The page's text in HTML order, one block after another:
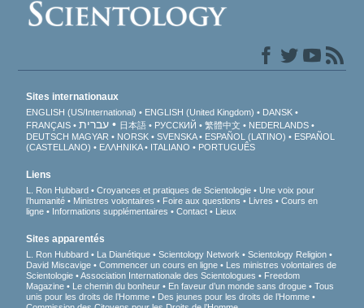
Sites internationaux
ENGLISH (US/International) ENGLISH (United Kingdom)
DANSK
FRANÇAIS
עברית 日本語 РУССКИЙ 繁體中文
NEDERLANDS
DEUTSCH MAGYAR NORSK SVENSKA ESPAÑOL (LATINO)
ESPAÑOL
(CASTELLANO)
ΕΛΛΗΝΙΚA ITALIANO PORTUGUÊS
Liens
L. Ron Hubbard Croyances et pratiques de Scientologie
Une voix pour
l’humanité
Ministres volontaires Foire aux questions Livres
Cours en
ligne
Informations supplémentaires Contact Lieux
Sites apparentés
L. Ron Hubbard La Dianétique Scientology Network
Scientology Religion
David Miscavige
Commencer un cours en ligne
Les ministres volontaires de
Scientologie
Association Internationale des Scientologues
Freedom
Magazine
Le chemin du bonheur En faveur d’un monde sans drogue
Tous
unis pour les droits de l’Homme
Des jeunes pour les droits de l’Homme